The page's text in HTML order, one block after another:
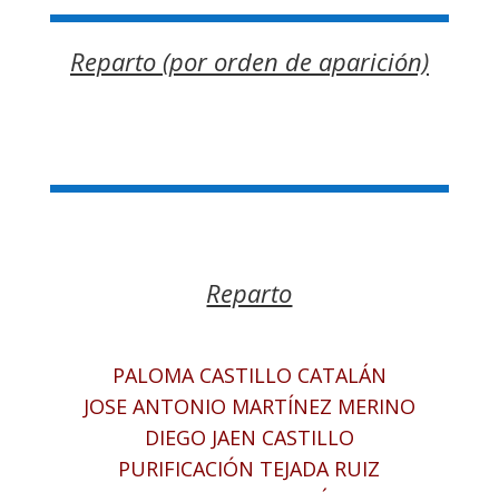
Reparto (por orden de aparición)
Reparto
PALOMA CASTILLO CATALÁN
JOSE ANTONIO MARTÍNEZ MERINO
DIEGO JAEN CASTILLO
PURIFICACIÓN TEJADA RUIZ